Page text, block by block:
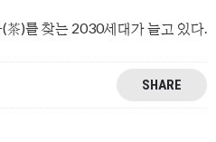
茶)를 찾는 2030세대가 늘고 있다.
SHARE